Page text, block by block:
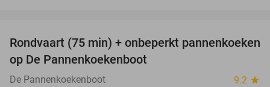
30%
Rondvaart (75 min) + onbeperkt pannenkoeken
op De Pannenkoekenboot
De Pannenkoekenboot 9.2 star